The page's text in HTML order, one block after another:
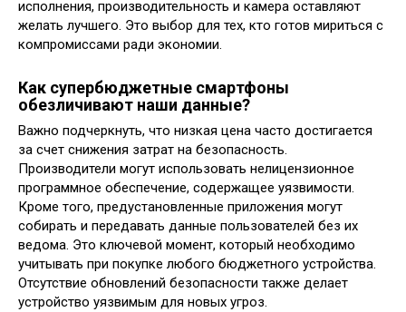
исполнения, производительность и камера оставляют
желать лучшего. Это выбор для тех, кто готов мириться с
компромиссами ради экономии.
Как супербюджетные смартфоны
обезличивают наши данные?
Важно подчеркнуть, что низкая цена часто достигается
за счет снижения затрат на безопасность.
Производители могут использовать нелицензионное
программное обеспечение, содержащее уязвимости.
Кроме того, предустановленные приложения могут
собирать и передавать данные пользователей без их
ведома. Это ключевой момент, который необходимо
учитывать при покупке любого бюджетного устройства.
Отсутствие обновлений безопасности также делает
устройство уязвимым для новых угроз.